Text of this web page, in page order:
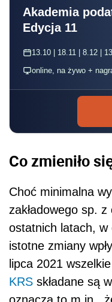
Akademia
Edycja 11
13.10 | 18.11 | 8.12 |
online, na żywo +
Co zmieniło
Choć minimalna
zakładowego sp.
ostatnich latach, w
istotne zmiany
lipca 2021
KRS składane są